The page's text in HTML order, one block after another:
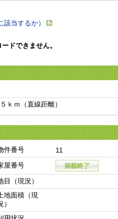
当するか）
ドできません。
ｋｍ（直線距離）
件番号
11
屋番号
目（現況）
地面積（現
）